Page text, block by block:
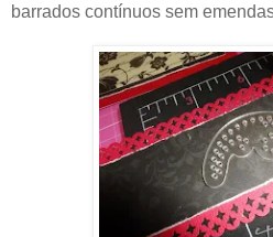
barrados contínuos sem